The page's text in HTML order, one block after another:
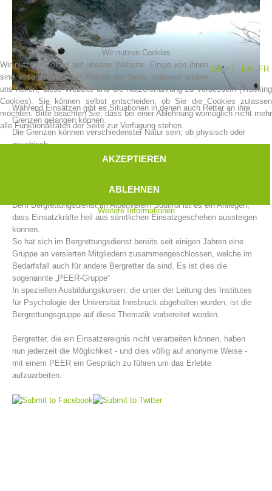
Vereinsgeschichte
Bergrettungsstellen
Während Einsätzen gibt es Situationen in denen auch Retter an ihre
Grenzen gelangen können.
Die Grenzen können verschiedenster Natur sein; ob physisch oder
psychisch.
Man kann von einem Bergretter nicht verlangen, dass er wie eine
Einsätze gehen Jedem Nahe! In welcher Form auch immer.
Dem Bergrettungsdienst im Alpenverein Südtirol ist es ein Anliegen,
dass Einsatzkräfte heil aus sämtlichen Einsatzgeschehen aussteigen
können.
So hat sich im Bergrettungsdienst bereits seit einigen Jahren eine
Gruppe an versierten Mitgliedern zusammengeschlossen, welche im
Bedarfsfall auch für andere Bergretter da sind. Es ist dies die
sogenannte „PEER-Gruppe“
In speziellen Ausbildungskursen, die unter der Leitung des Institutes
für Psychologie der Universität Innsbruck abgehalten wurden, ist die
Bergrettungsgruppe auf diese Thematik vorbereitet worden.
Bergretter, die ein Einsatzereignis nicht verarbeiten können, haben
nun jederzeit die Möglichkeit - und dies völlig auf anonyme Weise -
mit einem PEER ein Gespräch zu führen um das Erlebte
aufzuarbeiten.
Wir nutzen Cookies
DE
IT EN FR
Wir nutzen Cookies auf unserer Website. Einige von ihnen
sind essenziell für den Betrieb der Seite, während andere
uns helfen, diese Website und die Nutzererfahrung zu verbessern (Tracking
Cookies). Sie können selbst entscheiden, ob Sie die Cookies zulassen
möchten. Bitte beachten Sie, dass bei einer Ablehnung womöglich nicht mehr
alle Funktionalitäten der Seite zur Verfügung stehen.
AKZEPTIEREN
ABLEHNEN
Weitere Informationen